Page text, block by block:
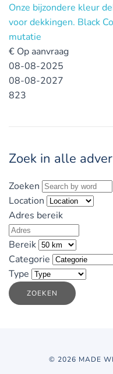
Onze bijzondere kleur
voor dekkingen. Black
mutatie
€ Op aanvraag
08-08-2025
08-08-2027
823
Zoek in alle
Zoeken
Location
Adres bereik
Bereik
Categorie
Type
ZOEKEN
© 2026 MADE